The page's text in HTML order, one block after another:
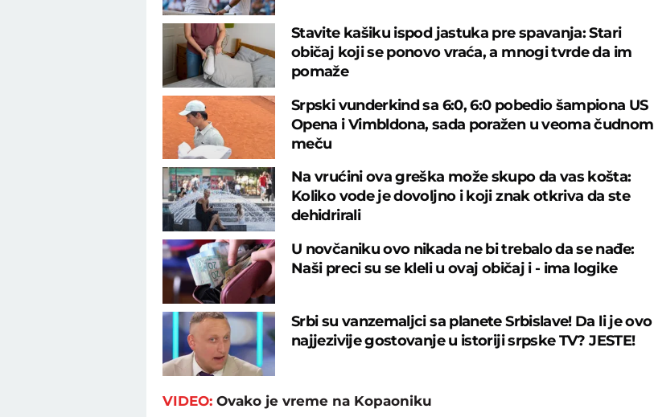
Stavite kašiku ispod jastuka pre spavanja: Stari
običaj koji se ponovo vraća, a mnogi tvrde da im
pomaže
Srpski vunderkind sa 6:0, 6:0 pobedio šampiona US
Opena i Vimbldona, sada poražen u veoma čudnom
meču
Na vrućini ova greška može skupo da vas košta:
Koliko vode je dovoljno i koji znak otkriva da ste
dehidrirali
U novčaniku ovo nikada ne bi trebalo da se nađe:
Naši preci su se kleli u ovaj običaj i - ima logike
Srbi su vanzemaljci sa planete Srbislave! Da li je ovo
najjezivije gostovanje u istoriji srpske TV? JESTE!
VIDEO: Ovako je vreme na Kopaoniku